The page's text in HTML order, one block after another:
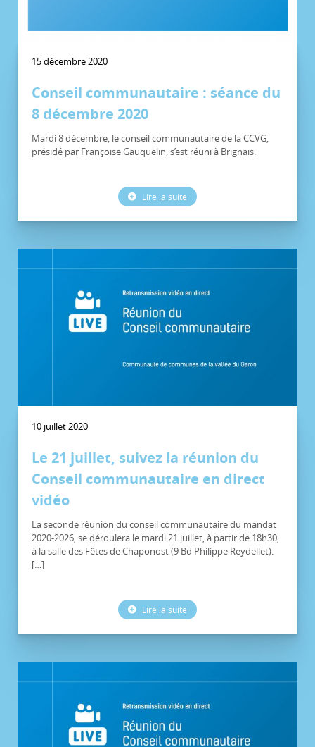
15 décembre 2020
Conseil communautaire : séance du
8 décembre 2020
Mardi 8 décembre, le conseil communautaire de la CCVG,
présidé par Françoise Gauquelin, s’est réuni à Brignais.
Lire la suite
10 juillet 2020
Le 21 juillet, suivez la réunion du
Conseil communautaire en direct
vidéo
La seconde réunion du conseil communautaire du mandat
2020-2026, se déroulera le mardi 21 juillet, à partir de 18h30,
à la salle des Fêtes de Chaponost (9 Bd Philippe Reydellet).
[…]
Lire la suite